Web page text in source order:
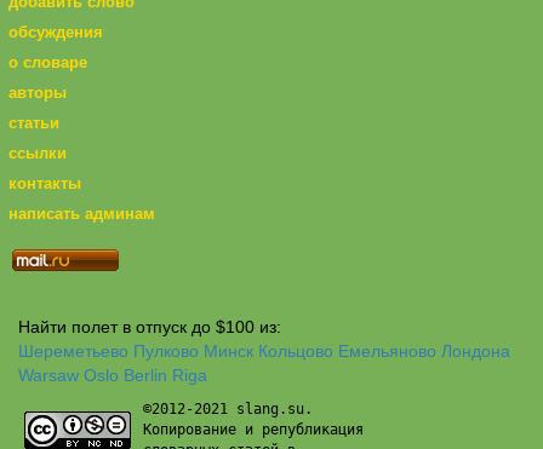
обсуждения
о словаре
авторы
статьи
ссылки
контакты
написать админам
Найти полет в отпуск до $100 из:
Шереметьево Пулково Минск Кольцово Емельяново Лондона
Warsaw Oslo Berlin Riga
©2012-2021 slang.su.
Копирование и републикация